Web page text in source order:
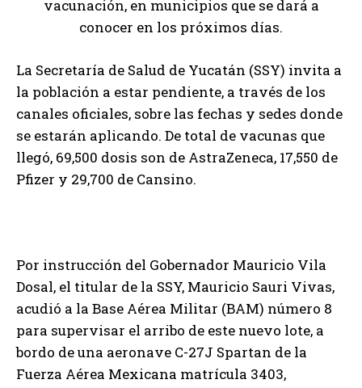
vacunación, en municipios que se dará a
conocer en los próximos días.
La Secretaría de Salud de Yucatán (SSY) invita a
la población a estar pendiente, a través de los
canales oficiales, sobre las fechas y sedes donde
se estarán aplicando. De total de vacunas que
llegó, 69,500 dosis son de AstraZeneca, 17,550 de
Pfizer y 29,700 de Cansino.
Por instrucción del Gobernador Mauricio Vila
Dosal, el titular de la SSY, Mauricio Sauri Vivas,
acudió a la Base Aérea Militar (BAM) número 8
para supervisar el arribo de este nuevo lote, a
bordo de una aeronave C-27J Spartan de la
Fuerza Aérea Mexicana matrícula 3403,